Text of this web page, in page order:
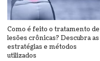
Como é feito o tratamento de
lesões crônicas? Descubra as
estratégias e métodos
utilizados